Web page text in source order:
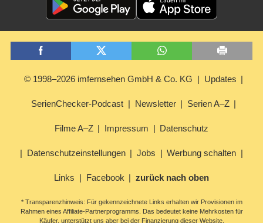
© 1998–2026 imfernsehen GmbH & Co. KG Updates
SerienChecker-Podcast Newsletter Serien A–Z
Filme A–Z Impressum Datenschutz
Datenschutzeinstellungen Jobs Werbung schalten
Links Facebook zurück nach oben
* Transparenzhinweis: Für gekennzeichnete Links erhalten wir Provisionen im
Rahmen eines Affiliate-Partnerprogramms. Das bedeutet keine Mehrkosten für
Käufer, unterstützt uns aber bei der Finanzierung dieser Website.